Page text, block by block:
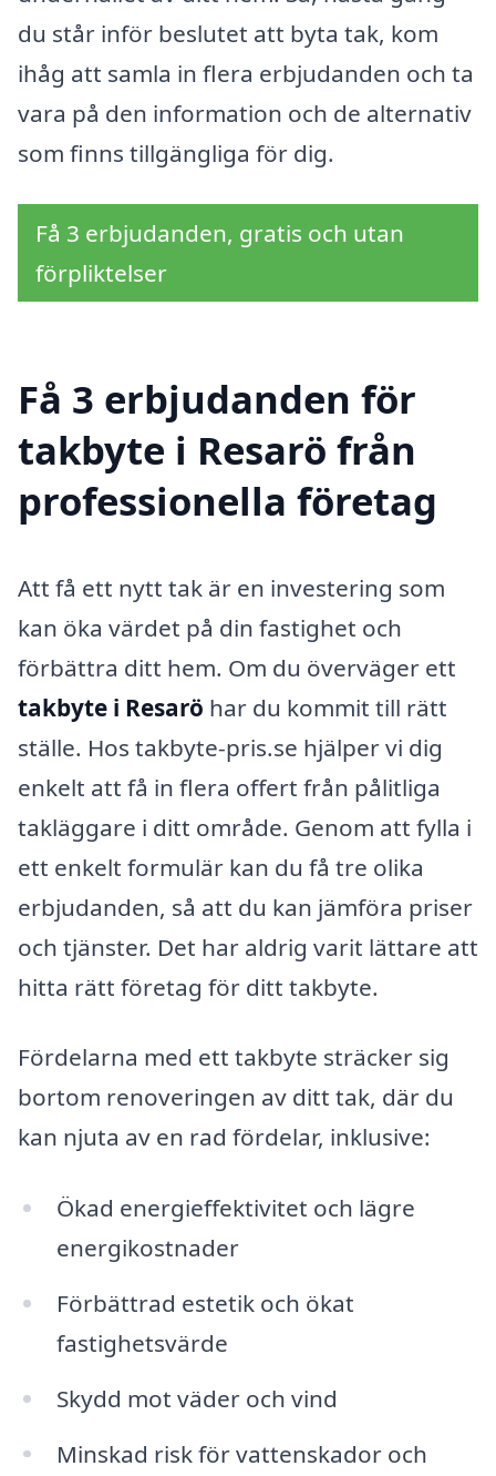
du står inför beslutet att byta tak, kom
ihåg att samla in flera erbjudanden och ta
vara på den information och de alternativ
som finns tillgängliga för dig.
Få 3 erbjudanden, gratis och utan
förpliktelser
Få 3 erbjudanden för
takbyte i Resarö från
professionella företag
Att få ett nytt tak är en investering som
kan öka värdet på din fastighet och
förbättra ditt hem. Om du överväger ett
takbyte i Resarö har du kommit till rätt
ställe. Hos takbyte-pris.se hjälper vi dig
enkelt att få in flera offert från pålitliga
takläggare i ditt område. Genom att fylla i
ett enkelt formulär kan du få tre olika
erbjudanden, så att du kan jämföra priser
och tjänster. Det har aldrig varit lättare att
hitta rätt företag för ditt takbyte.
Fördelarna med ett takbyte sträcker sig
bortom renoveringen av ditt tak, där du
kan njuta av en rad fördelar, inklusive:
Ökad energieffektivitet och lägre
energikostnader
Förbättrad estetik och ökat
fastighetsvärde
Skydd mot väder och vind
Minskad risk för vattenskador och